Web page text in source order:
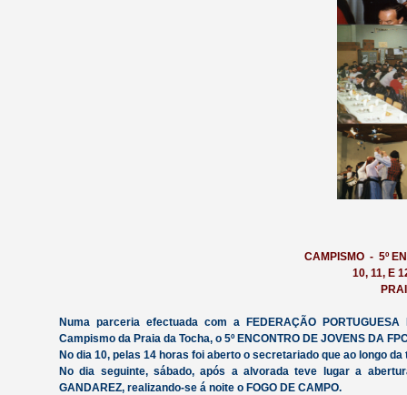
CAMPISMO - 5º
10, 11, E
Numa parceria efectuada com a FEDERAÇÃO
Campismo da Praia da Tocha, o 5º ENCONTRO DE JOVENS DA
No dia 10, pelas 14 horas foi aberto o secretariado que ao longo
No dia seguinte, sábado, após a alvorada teve lugar a
GANDAREZ, realizando-se á noite o FOGO DE CAMPO.